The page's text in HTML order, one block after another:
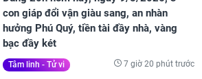
con giáp đổi vận giàu sang, an nhàn
hưởng Phú Quý, tiền tài đầy nhà, vàng
bạc đầy két
Tâm linh - Tử vi 7 giờ 20 phút trước